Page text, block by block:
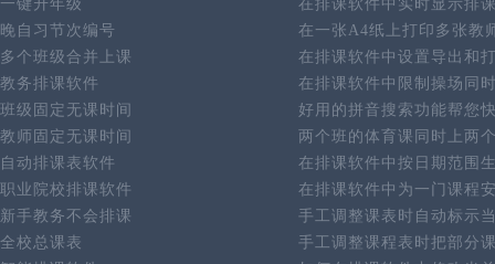
一键升年级
在排课软件中实时显示排
晚自习节次编号
在一张A4纸上打印多张教
多个班级合并上课
在排课软件中设置导出和
教务排课软件
在排课软件中限制操场同
班级固定无课时间
好用的拼音搜索功能帮您
教师固定无课时间
两个班的体育课同时上两
自动排课表软件
在排课软件中按日期范围
职业院校排课软件
在排课软件中为一门课程
新手教务不会排课
手工调整课表时自动标示
全校总课表
手工调整课程表时把部分